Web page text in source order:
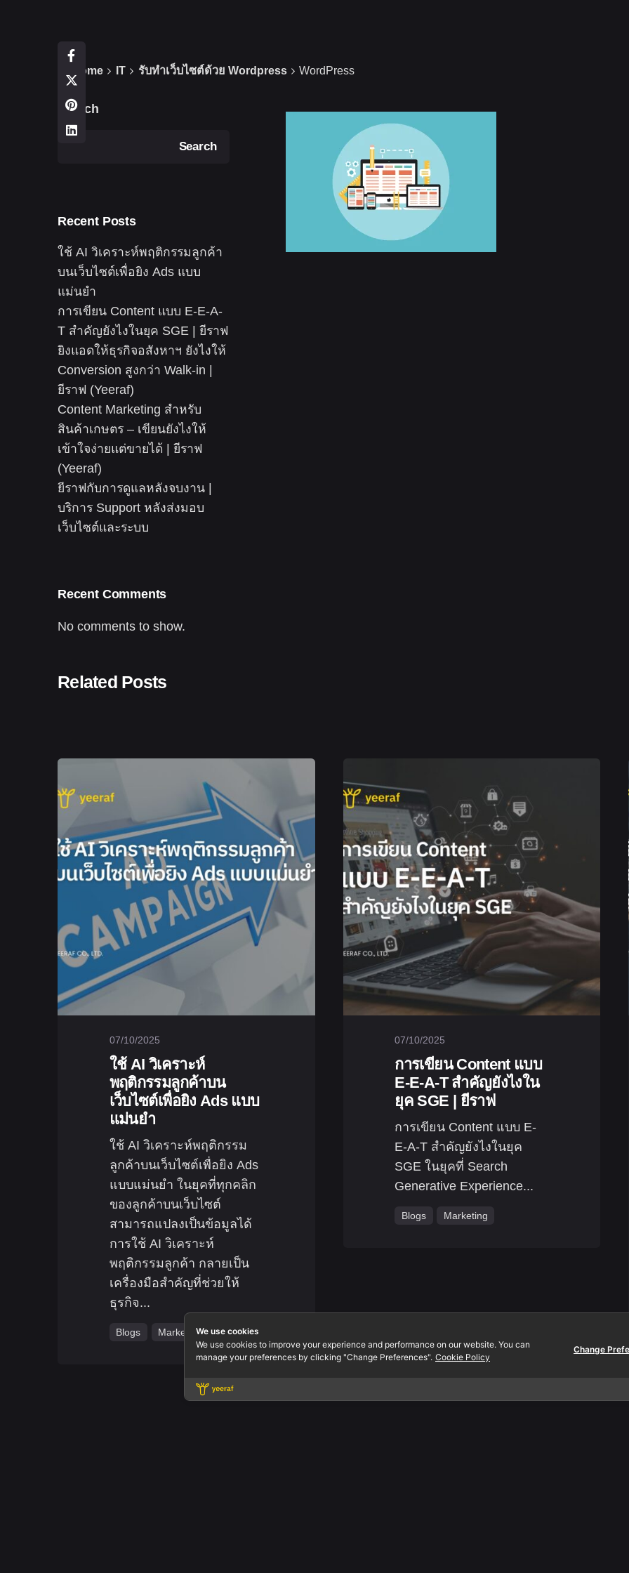
Home IT รับทำเว็บไซต์ด้วย Wordpress WordPress
Search
Search
Recent Posts
ใช้ AI วิเคราะห์พฤติกรรมลูกค้า
บนเว็บไซต์เพื่อยิง Ads แบบ
แม่นยำ
การเขียน Content แบบ E-E-A-
T สำคัญยังไงในยุค SGE | ยีราฟ
ยิงแอดให้ธุรกิจอสังหาฯ ยังไงให้
Conversion สูงกว่า Walk-in |
ยีราฟ (Yeeraf)
Content Marketing สำหรับ
สินค้าเกษตร – เขียนยังไงให้
เข้าใจง่ายแต่ขายได้ | ยีราฟ
(Yeeraf)
ยีราฟกับการดูแลหลังจบงาน |
บริการ Support หลังส่งมอบ
เว็บไซต์และระบบ
Recent Comments
No comments to show.
Related Posts
07/10/2025
ใช้ AI วิเคราะห์
พฤติกรรมลูกค้าบน
เว็บไซต์เพื่อยิง Ads แบบ
แม่นยำ
ใช้ AI วิเคราะห์พฤติกรรม
ลูกค้าบนเว็บไซต์เพื่อยิง Ads
แบบแม่นยำ ในยุคที่ทุกคลิก
ของลูกค้าบนเว็บไซต์
สามารถแปลงเป็นข้อมูลได้
การใช้ AI วิเคราะห์
พฤติกรรมลูกค้า กลายเป็น
เครื่องมือสำคัญที่ช่วยให้
ธุรกิจ...
Blogs Marketing
07/10/2025
การเขียน Content แบบ
E-E-A-T สำคัญยังไงใน
ยุค SGE | ยีราฟ
การเขียน Content แบบ E-
E-A-T สำคัญยังไงในยุค
SGE ในยุคที่ Search
Generative Experience...
Blogs Marketing
We use cookies
We use cookies to improve your experience and performance on our website. You can
manage your preferences by clicking "Change Preferences". Cookie Policy
Change